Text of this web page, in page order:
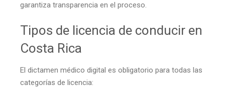
garantiza transparencia en el proceso.
Tipos de licencia de conducir en
Costa Rica
El dictamen médico digital es obligatorio para todas las
categorías de licencia: